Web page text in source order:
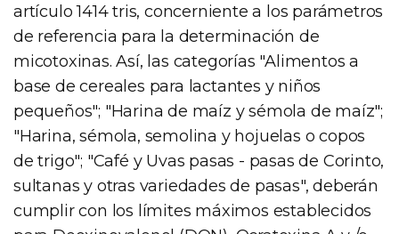
artículo 1414 tris, concerniente a los parámetros
de referencia para la determinación de
micotoxinas. Así, las categorías "Alimentos a
base de cereales para lactantes y niños
pequeños"; "Harina de maíz y sémola de maíz";
"Harina, sémola, semolina y hojuelas o copos
de trigo"; "Café y Uvas pasas - pasas de Corinto,
sultanas y otras variedades de pasas", deberán
cumplir con los límites máximos establecidos